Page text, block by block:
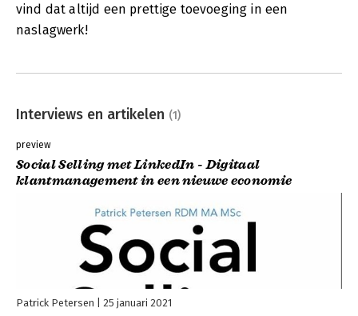
vind dat altijd een prettige toevoeging in een
naslagwerk!
Interviews en artikelen (1)
preview
Social Selling met LinkedIn - Digitaal
klantmanagement in een nieuwe economie
Patrick Petersen 25 januari 2021